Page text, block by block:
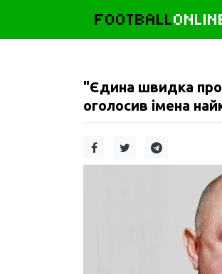
FOOTBALL
"Єдина швидка
оголосив імена